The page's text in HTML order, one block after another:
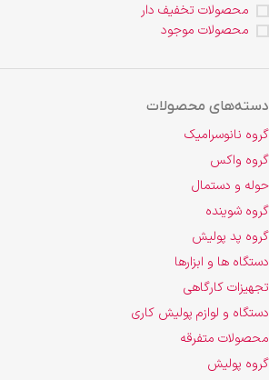
محصولات تخفیف دار
محصولات موجود
دسته‌های محصولات
گروه نانوسرامیک
گروه واکس
حوله و دستمال
گروه شوینده
گروه پد پولیش
دستگاه ها و ابزارها
تجهیزات کارگاهی
دستگاه و لوازم پولیش کاری
محصولات متفرقه
گروه پولیش